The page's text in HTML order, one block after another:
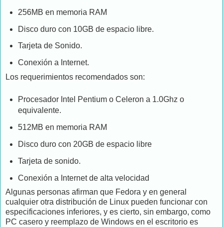
256MB en memoria RAM
Disco duro con 10GB de espacio libre.
Tarjeta de Sonido.
Conexión a Internet.
Los requerimientos recomendados son:
Procesador Intel Pentium o Celeron a 1.0Ghz o
equivalente.
512MB en memoria RAM
Disco duro con 20GB de espacio libre
Tarjeta de sonido.
Conexión a Internet de alta velocidad
Algunas personas afirman que Fedora y en general
cualquier otra distribución de Linux pueden funcionar con
especificaciones inferiores, y es cierto, sin embargo, como
PC casero y reemplazo de Windows en el escritorio es